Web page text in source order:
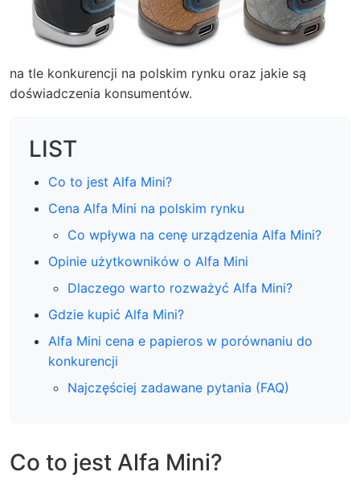
na tle konkurencji na polskim rynku oraz jakie są
doświadczenia konsumentów.
LIST
Co to jest Alfa Mini?
Cena Alfa Mini na polskim rynku
Co wpływa na cenę urządzenia Alfa Mini?
Opinie użytkowników o Alfa Mini
Dlaczego warto rozważyć Alfa Mini?
Gdzie kupić Alfa Mini?
Alfa Mini cena e papieros w porównaniu do
konkurencji
Najczęściej zadawane pytania (FAQ)
Co to jest Alfa Mini?